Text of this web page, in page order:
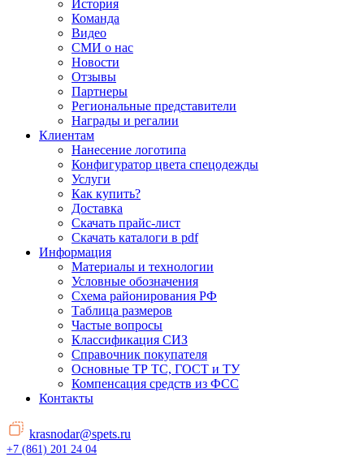
История
Команда
Видео
СМИ о нас
Новости
Отзывы
Партнеры
Региональные представители
Награды и регалии
Клиентам
Нанесение логотипа
Конфигуратор цвета спецодежды
Услуги
Как купить?
Доставка
Скачать прайс-лист
Скачать каталоги в pdf
Информация
Материалы и технологии
Условные обозначения
Схема районирования РФ
Таблица размеров
Частые вопросы
Классификация СИЗ
Справочник покупателя
Основные ТР ТС, ГОСТ и ТУ
Компенсация средств из ФСС
Контакты
krasnodar@spets.ru
+7 (861) 201 24 04